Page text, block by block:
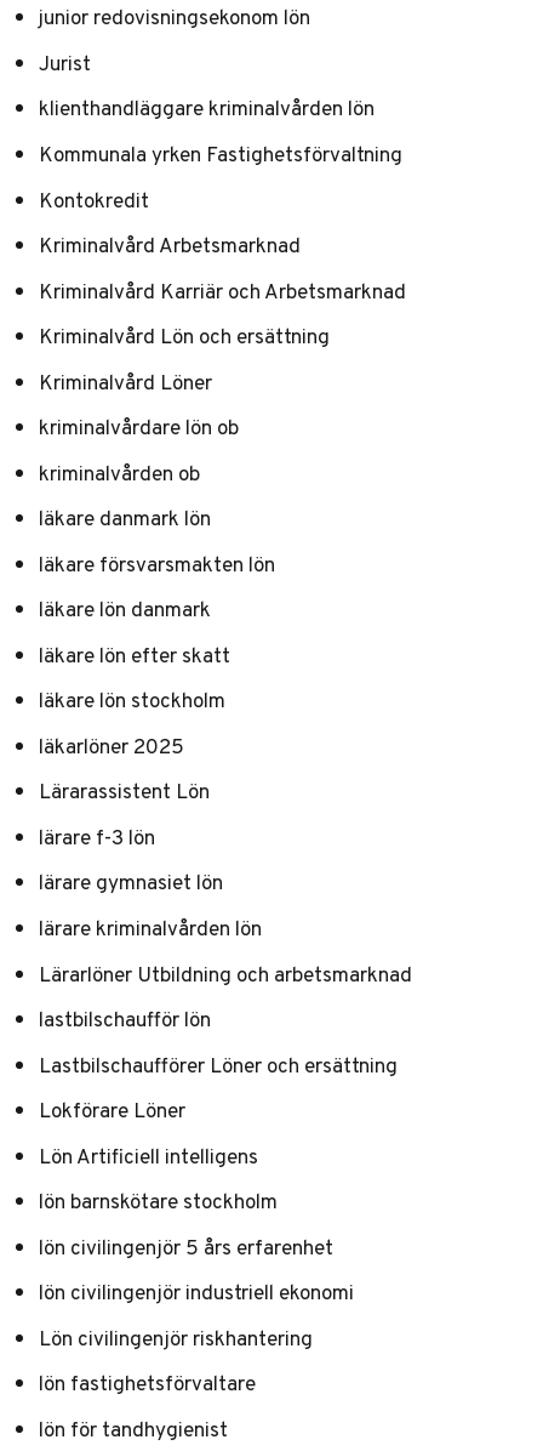
junior redovisningsekonom lön
Jurist
klienthandläggare kriminalvården lön
Kommunala yrken Fastighetsförvaltning
Kontokredit
Kriminalvård Arbetsmarknad
Kriminalvård Karriär och Arbetsmarknad
Kriminalvård Lön och ersättning
Kriminalvård Löner
kriminalvårdare lön ob
kriminalvården ob
läkare danmark lön
läkare försvarsmakten lön
läkare lön danmark
läkare lön efter skatt
läkare lön stockholm
läkarlöner 2025
Lärarassistent Lön
lärare f-3 lön
lärare gymnasiet lön
lärare kriminalvården lön
Lärarlöner Utbildning och arbetsmarknad
lastbilschaufför lön
Lastbilschaufförer Löner och ersättning
Lokförare Löner
Lön Artificiell intelligens
lön barnskötare stockholm
lön civilingenjör 5 års erfarenhet
lön civilingenjör industriell ekonomi
Lön civilingenjör riskhantering
lön fastighetsförvaltare
lön för tandhygienist